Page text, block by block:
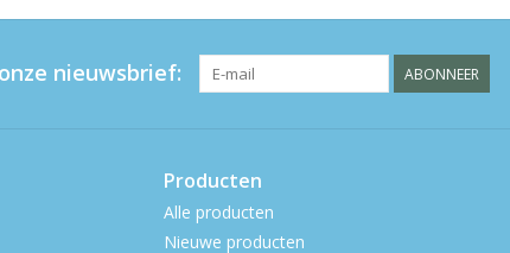
nieuwsbrief: ABONNEER
Producten
Alle producten
Nieuwe producten